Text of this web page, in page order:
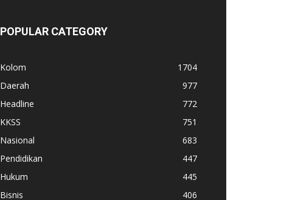
POPULAR CATEGORY
Kolom
1704
Daerah
977
Headline
772
KKSS
751
Nasional
683
Pendidikan
447
Hukum
445
Bisnis
406